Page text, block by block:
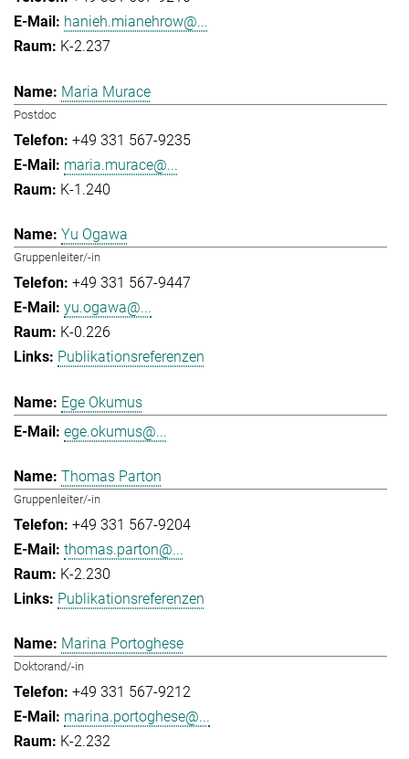
hanieh.mianehrow@...
K-2.237
Maria Murace
Postdoc
+49 331 567-9235
maria.murace@...
K-1.240
Yu Ogawa
Gruppenleiter/-in
+49 331 567-9447
yu.ogawa@...
K-0.226
Publikationsreferenzen
Ege Okumus
ege.okumus@...
Thomas Parton
Gruppenleiter/-in
+49 331 567-9204
thomas.parton@...
K-2.230
Publikationsreferenzen
Marina Portoghese
Doktorand/-in
+49 331 567-9212
marina.portoghese@...
K-2.232